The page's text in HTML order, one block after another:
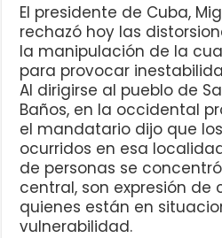
El presidente de Cuba,
rechazó hoy las
la manipulación de la
para provocar
Al dirigirse al pueblo de
Baños, en la occidental
el mandatario dijo que
ocurridos en esa
de personas se
central, son expresión
quienes están en
vulnerabilidad.